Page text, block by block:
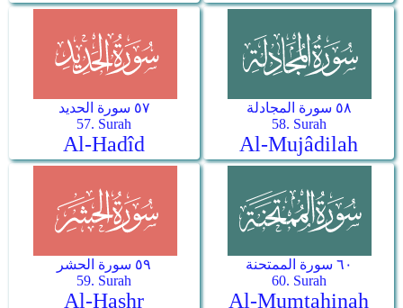
٥٧ سورة الحديد
57. Surah
Al-Hadîd
٥٨ سورة المجادلة
58. Surah
Al-Mujâdilah
٥٩ سورة الحشر
59. Surah
Al-Hashr
٦٠ سورة الممتحنة
60. Surah
Al-Mumtahinah